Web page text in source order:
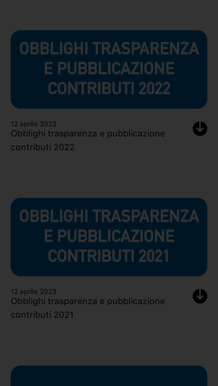
12 aprile 2023
Obblighi trasparenza e pubblicazione
contributi 2022
12 aprile 2023
Obblighi trasparenza e pubblicazione
contributi 2021